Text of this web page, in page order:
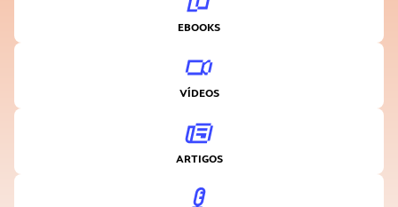
EBOOKS
VÍDEOS
ARTIGOS